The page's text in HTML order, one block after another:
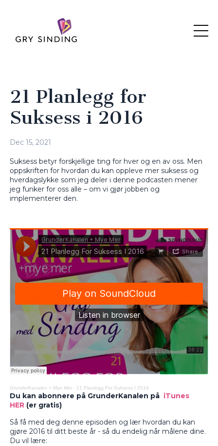
21 Planlegg for
Suksess i 2016
Dec 15, 2021
Suksess betyr forskjellige ting for hver og en av oss. Men
oppskriften for hvordan du kan oppleve mer suksess og
hverdagslykke som jeg deler i denne podcasten mener
jeg funker for oss alle – om vi gjør jobben og
implementerer den.
GrunderKanalen + Mye Mer · 21 Planlegg For Suksess I 2016
Du kan abonnere på GrunderKanalen på iTunes
HER (er gratis)
Så få med deg denne episoden og lær hvordan du kan
gjøre 2016 til ditt beste år - så du endelig når målene dine.
Du vil lære: